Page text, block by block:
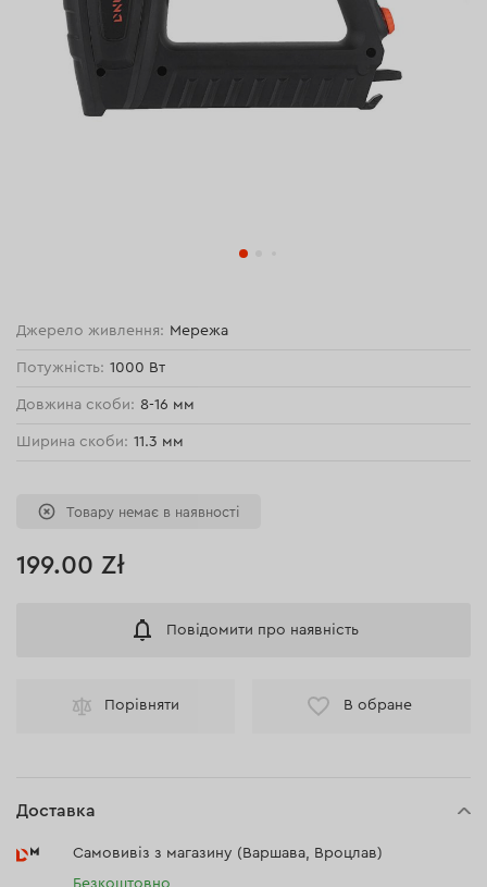
Джерело живлення: Мережа
Потужність: 1000 Вт
Довжина скоби: 8-16 мм
Ширина скоби: 11.3 мм
Товару немає в наявності
199.00 Zł
Повідомити про наявність
Порівняти В обране
Доставка
Самовивіз з магазину (Варшава, Вроцлав)
Безкоштовно